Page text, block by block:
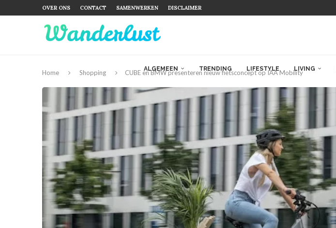
OVER ONS CONTACT SAMENWERKEN DISCLAIMER
ALGEMEEN TRENDING LIFESTYLE LIVING
Home Shopping CUBE en BMW presenteren nieuw fietsconcept op IAA Mobility